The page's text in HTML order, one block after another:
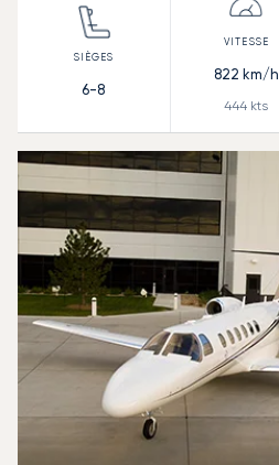
6-8
822 km/h
444 kts